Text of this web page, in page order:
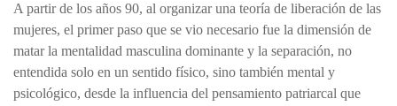
A partir de los años 90, al organizar una teoría de liberación de las
mujeres, el primer paso que se vio necesario fue la dimensión de
matar la mentalidad masculina dominante y la separación, no
entendida solo en un sentido físico, sino también mental y
psicológico, desde la influencia del pensamiento patriarcal que